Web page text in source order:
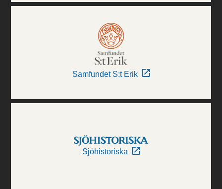
Samfundet S:t Erik
Sjöhistoriska